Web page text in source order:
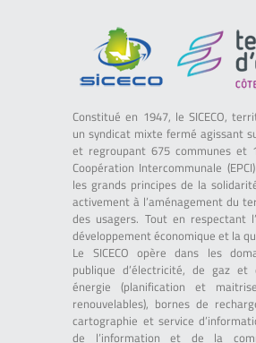
Constitué en 1947, le SICECO,
un syndicat mixte fermé agissant
et regroupant 675 communes et
Coopération Intercommunale
les grands principes de la
activement à l’aménagement du
des usagers. Tout en respectant
développement économique et la
Le SICECO opère dans les
publique d’électricité, de gaz et
énergie (planification et
renouvelables), bornes de
cartographie et service
de l’information et de la